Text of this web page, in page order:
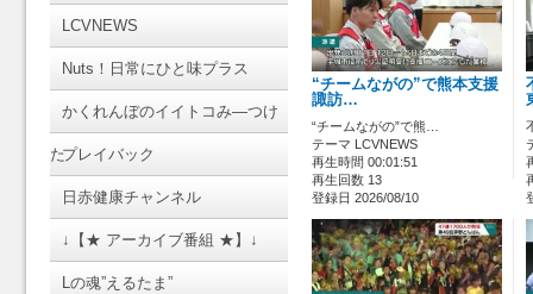
LCVNEWS
Nuts！日常にひと味プラス
かくれんぼのイイトコみ―つけ
たプレイバック
日赤健康チャンネル
↓【★ アーカイブ番組 ★】↓
Lの魂”えるたま”
“チームながの”で熊本支援
諏訪…
“チームながの”で熊…
テーマ LCVNEWS
再生時間 00:01:51
再生回数 13
登録日 2026/08/10